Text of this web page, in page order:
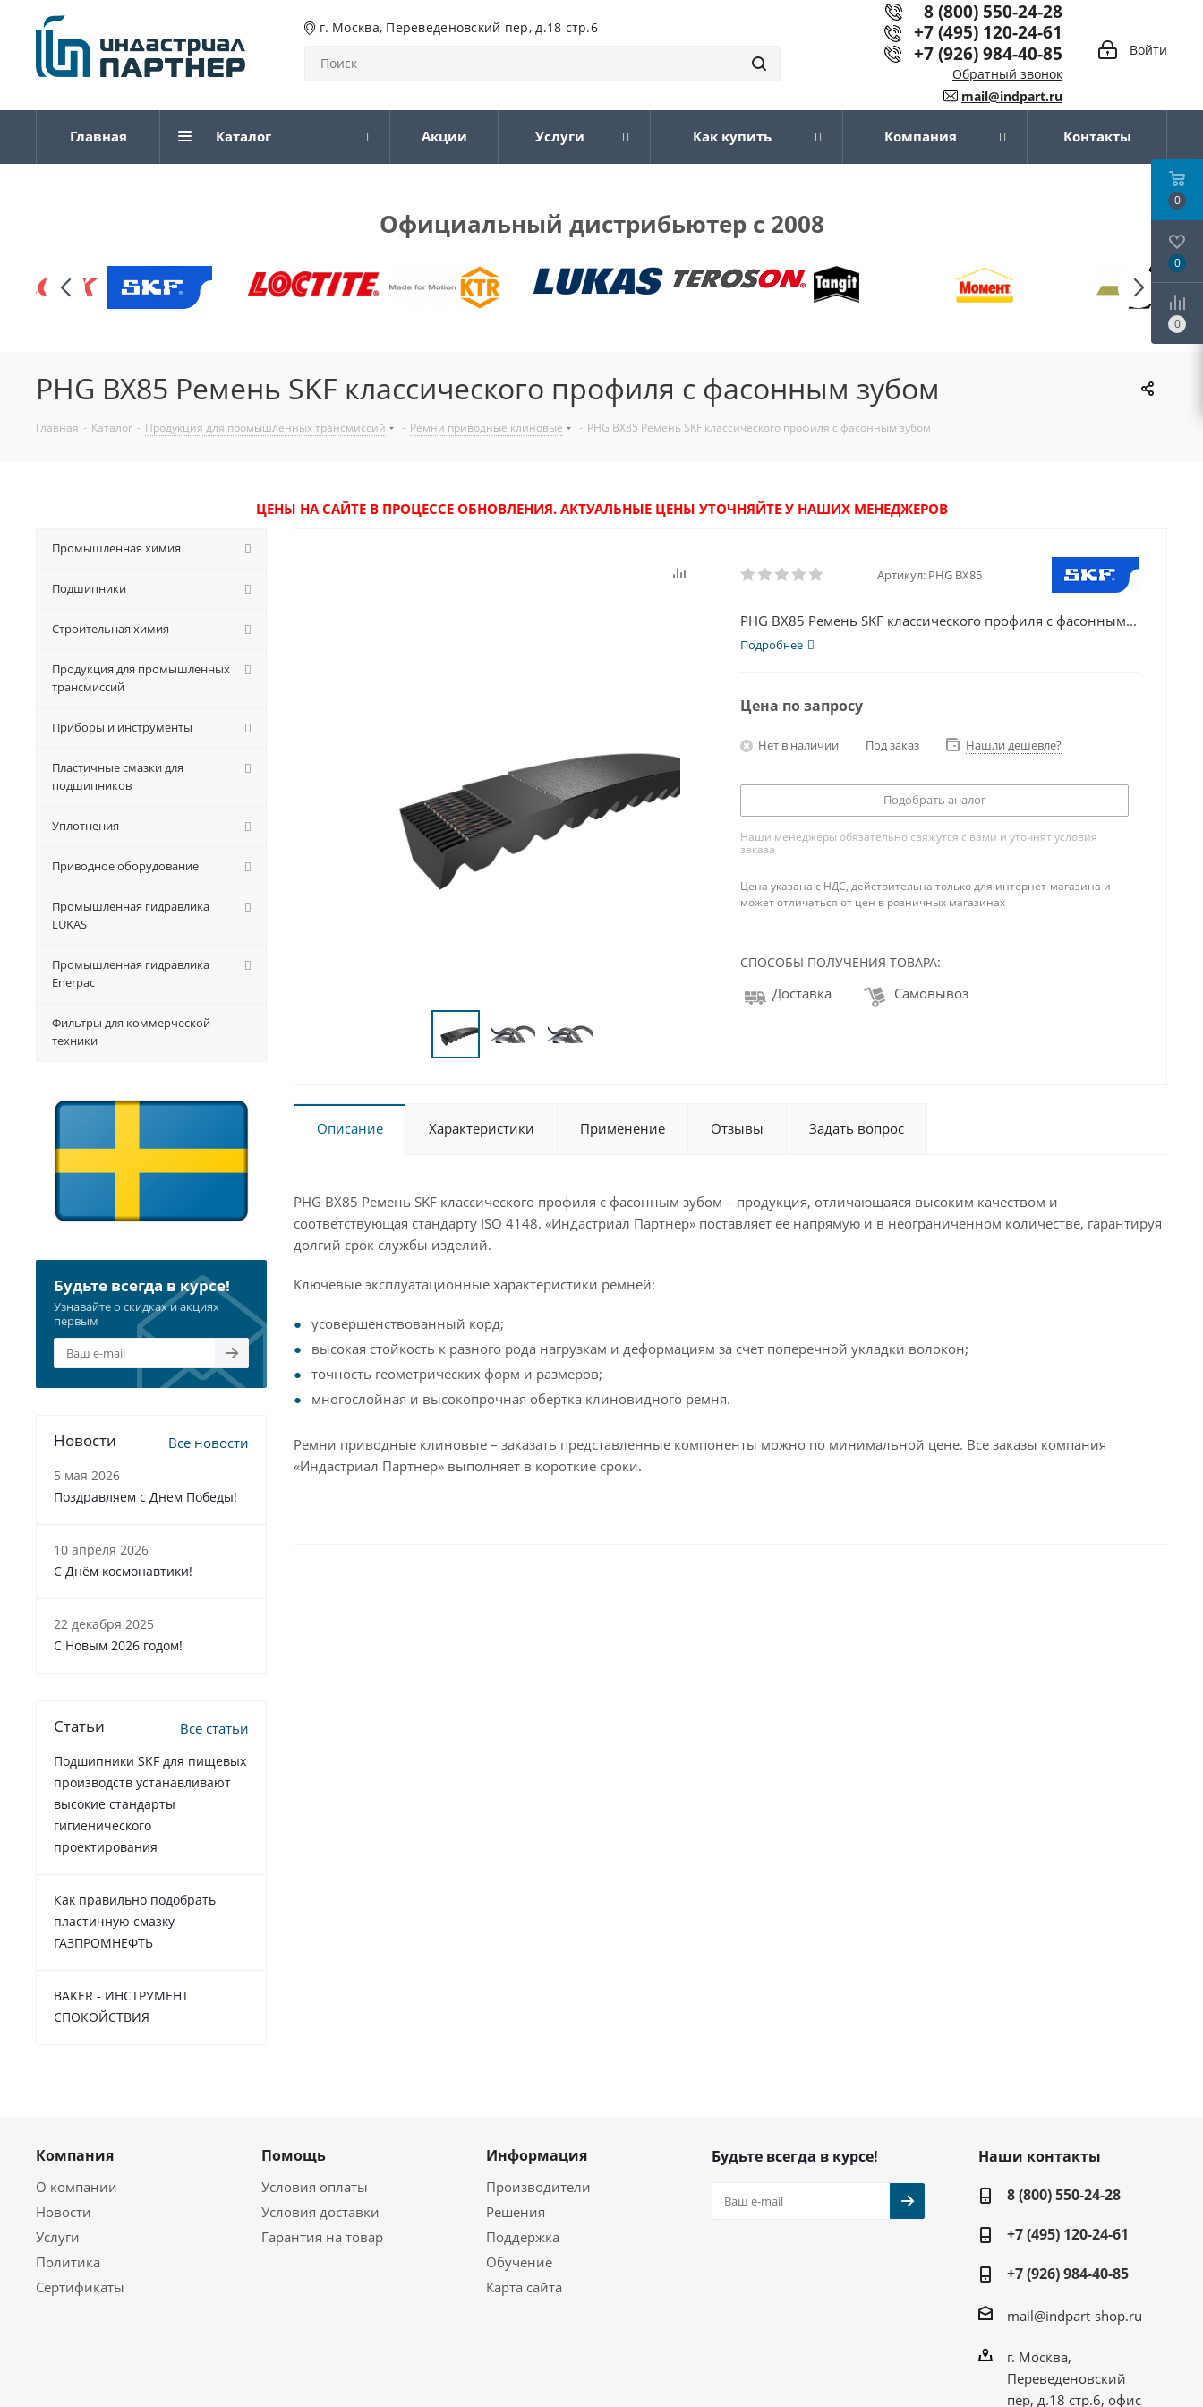
г. Москва, Переведеновский пер, д.18 стр.6
Войти
8 (800) 550-24-28
+7 (495) 120-24-61
+7 (926) 984-40-85
Обратный звонок
mail@indpart.ru
Главная Каталог Акции Услуги Как купить Компания Контакты
Официальный дистрибьютер с 2008
PHG BX85 Ремень SKF классического профиля с фасонным зубом
Главная - Каталог - Продукция для промышленных трансмиссий - Ремни приводные клиновые - PHG BX85 Ремень SKF классического профиля с фасонным зубом
ЦЕНЫ НА САЙТЕ В ПРОЦЕССЕ ОБНОВЛЕНИЯ. АКТУАЛЬНЫЕ ЦЕНЫ УТОЧНЯЙТЕ У НАШИХ МЕНЕДЖЕРОВ
Артикул: PHG BX85
PHG BX85 Ремень SKF классического профиля с фасонным...
Подробнее
Цена по запросу
Нет в наличии Под заказ Нашли дешевле?
Подобрать аналог
Наши менеджеры обязательно свяжутся с вами и уточнят условия
заказа
Цена указана с НДС, действительна только для интернет-магазина и
может отличаться от цен в розничных магазинах
СПОСОБЫ ПОЛУЧЕНИЯ ТОВАРА:
Доставка Самовывоз
Описание Характеристики Применение Отзывы Задать вопрос
PHG BX85 Ремень SKF классического профиля с фасонным зубом – продукция, отличающаяся высоким качеством и
соответствующая стандарту ISO 4148. «Индастриал Партнер» поставляет ее напрямую и в неограниченном количестве, гарантируя
долгий срок службы изделий.
Ключевые эксплуатационные характеристики ремней:
усовершенствованный корд;
высокая стойкость к разного рода нагрузкам и деформациям за счет поперечной укладки волокон;
точность геометрических форм и размеров;
многослойная и высокопрочная обертка клиновидного ремня.
Ремни приводные клиновые – заказать представленные компоненты можно по минимальной цене. Все заказы компания
«Индастриал Партнер» выполняет в короткие сроки.
Промышленная химия
Подшипники
Строительная химия
Продукция для промышленных
трансмиссий
Приборы и инструменты
Пластичные смазки для
подшипников
Уплотнения
Приводное оборудование
Промышленная гидравлика
LUKAS
Промышленная гидравлика
Enerpac
Фильтры для коммерческой
техники
Будьте всегда в курсе!
Узнавайте о скидках и акциях
первым
Новости Все новости
5 мая 2026
Поздравляем с Днем Победы!
10 апреля 2026
С Днём космонавтики!
22 декабря 2025
C Новым 2026 годом!
Статьи Все статьи
Подшипники SKF для пищевых
производств устанавливают
высокие стандарты
гигиенического
проектирования
Как правильно подобрать
пластичную смазку
ГАЗПРОМНЕФТЬ
BAKER - ИНСТРУМЕНТ
СПОКОЙСТВИЯ
Компания
О компании
Новости
Услуги
Политика
Сертификаты
Помощь
Условия оплаты
Условия доставки
Гарантия на товар
Информация
Производители
Решения
Поддержка
Обучение
Карта сайта
Будьте всегда в курсе!
Наши контакты
8 (800) 550-24-28
+7 (495) 120-24-61
+7 (926) 984-40-85
mail@indpart-shop.ru
г. Москва,
Переведеновский
пер, д.18 стр.6, офис
0
0
0